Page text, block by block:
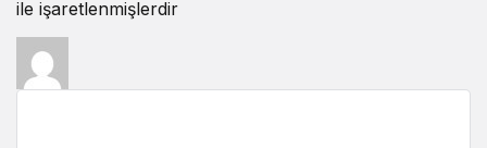
ile işaretlenmişlerdir